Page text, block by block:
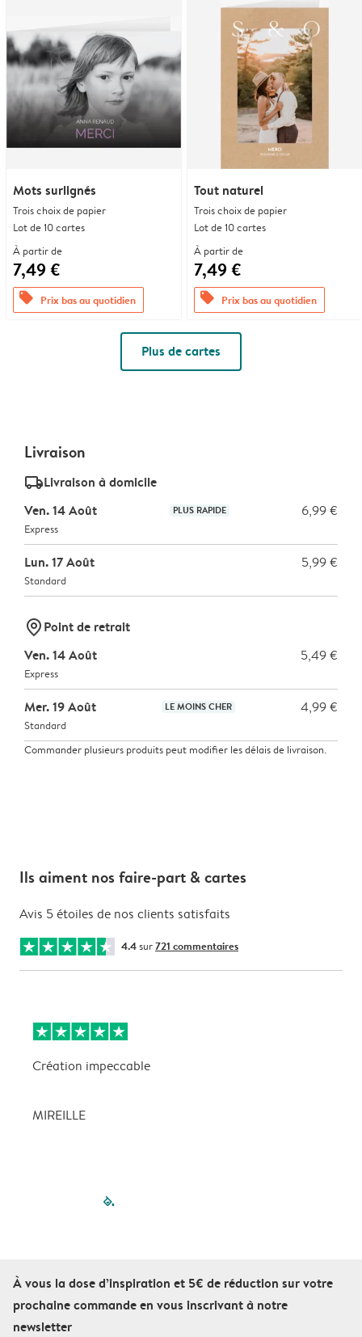
Mots surlignés
Trois choix de papier
Lot de 10 cartes
À partir de
7,49 €
offers Prix bas au quotidien
Tout naturel
Trois choix de papier
Lot de 10 cartes
À partir de
7,49 €
offers Prix bas au quotidien
Plus de cartes
Livraison
delivery_standard_v2Livraison à domicile
Ven. 14 Août
PLUS RAPIDE 6,99 €
Express
Lun. 17 Août 5,99 €
Standard
marker-pinPoint de retrait
Ven. 14 Août
5,49 €
Express
Mer. 19 Août LE MOINS CHER 4,99 €
Standard
Commander plusieurs produits peut modifier les délais de livraison.
Ils aiment nos faire-part & cartes
Avis 5 étoiles de nos clients satisfaits
4.4sur721 commentaires
Création impeccable
MIREILLE
filled-pagination
À vous la dose d’inspiration et 5€ de réduction sur votre
prochaine commande en vous inscrivant à notre
newsletter